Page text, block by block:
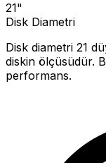
21"
Disk Diametri
Disk diametri 21
diskin ölçüsüdür.
performans.